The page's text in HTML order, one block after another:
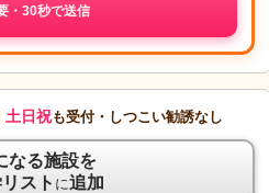
・30秒で送信
土日祝も受付・しつこい勧誘なし
なる施設を
スト に追加